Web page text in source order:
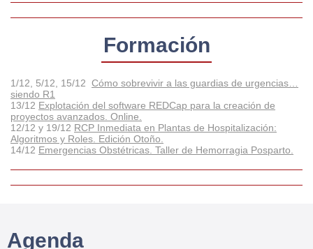
Formación
1/12, 5/12, 15/12 Cómo sobrevivir a las guardias de urgencias…
siendo R1
13/12 Explotación del software REDCap para la creación de
proyectos avanzados. Online.
12/12 y 19/12 RCP Inmediata en Plantas de Hospitalización:
Algoritmos y Roles. Edición Otoño.
14/12 Emergencias Obstétricas. Taller de Hemorragia Posparto.
Agenda